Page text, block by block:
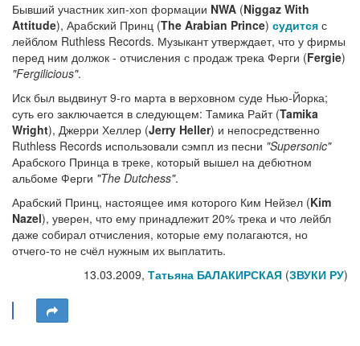
Бывший участник хип-хоп формации NWA (Niggaz With
Attitude), Арабский Принц (The Arabian Prince) судится с
лейблом Ruthless Records. Музыкант утверждает, что у фирмы
перед ним должок - отчисления с продаж трека Ферги (Fergie)
"Fergilicious".
Иск был выдвинут 9-го марта в верховном суде Нью-Йорка;
суть его заключается в следующем: Тамика Райт (Tamika
Wright), Джерри Хеллер (Jerry Heller) и непосредственно
Ruthless Records использовали сэмпл из песни "Supersonic"
Арабского Принца в треке, который вышел на дебютном
альбоме Ферги "The Dutchess".
Арабский Принц, настоящее имя которого Ким Нейзел (Kim
Nazel), уверен, что ему принадлежит 20% трека и что лейбл
даже собирал отчисления, которые ему полагаются, но
отчего-то не счёл нужным их выплатить.
13.03.2009, Татьяна БАЛАКИРСКАЯ (ЗВУКИ РУ)